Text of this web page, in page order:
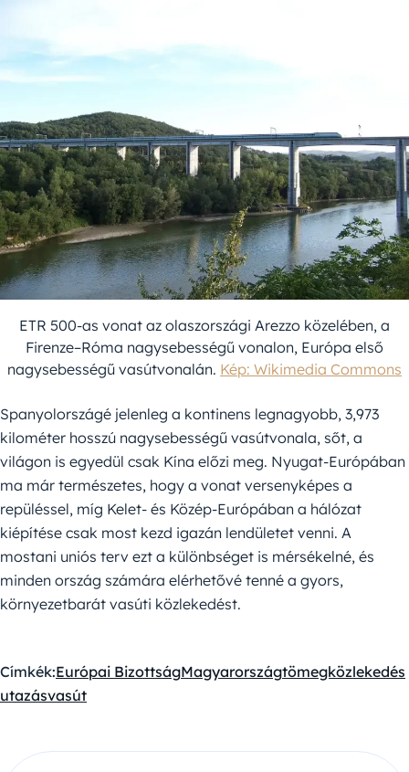
ETR 500-as vonat az olaszországi Arezzo közelében, a
Firenze–Róma nagysebességű vonalon, Európa első
nagysebességű vasútvonalán. Kép: Wikimedia Commons
Spanyolországé jelenleg a kontinens legnagyobb, 3,973
kilométer hosszú nagysebességű vasútvonala, sőt, a
világon is egyedül csak Kína előzi meg. Nyugat-Európában
ma már természetes, hogy a vonat versenyképes a
repüléssel, míg Kelet- és Közép-Európában a hálózat
kiépítése csak most kezd igazán lendületet venni. A
mostani uniós terv ezt a különbséget is mérsékelné, és
minden ország számára elérhetővé tenné a gyors,
környezetbarát vasúti közlekedést.
Címkék:Európai BizottságMagyarországtömegközlekedés
utazásvasút